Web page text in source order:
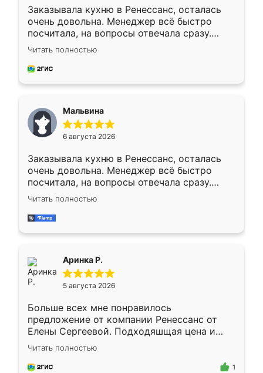
Заказывала кухню в Ренессанс, осталась
очень довольна. Менеджер всё быстро
посчитала, на вопросы отвечала сразу.
Замерщик приехал в субботу, подошёл к
делу со всей ответственностью. Собрали
за день, ребята работали аккуратно, даже
Читать полностью
Мальвина
6 августа 2026
Заказывала кухню в Ренессанс, осталась
очень довольна. Менеджер всё быстро
посчитала, на вопросы отвечала сразу.
Замерщик приехал в субботу, подошёл к
делу со всей ответственностью. Собрали
за день, ребята работали аккуратно, даже
Читать полностью
Аринка Р.
5 августа 2026
Больше всех мне понравилось
предложение от компании Ренессанс от
Елены Сергеевой. Подходяшщая цена и
короткие сроки изготовления. Приехавший
для замера сотрудник Владислав
предложил по моему эскизу самый
Читать полностью
1